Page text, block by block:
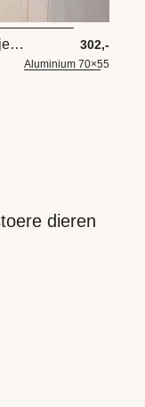
Koe met hoorns en lange haren in oranje bruin kleuren 302,-
Aluminium 70×55
dieren